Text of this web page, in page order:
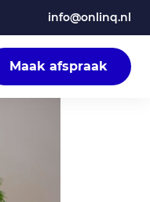
Maak afspraak
info@onlinq.nl